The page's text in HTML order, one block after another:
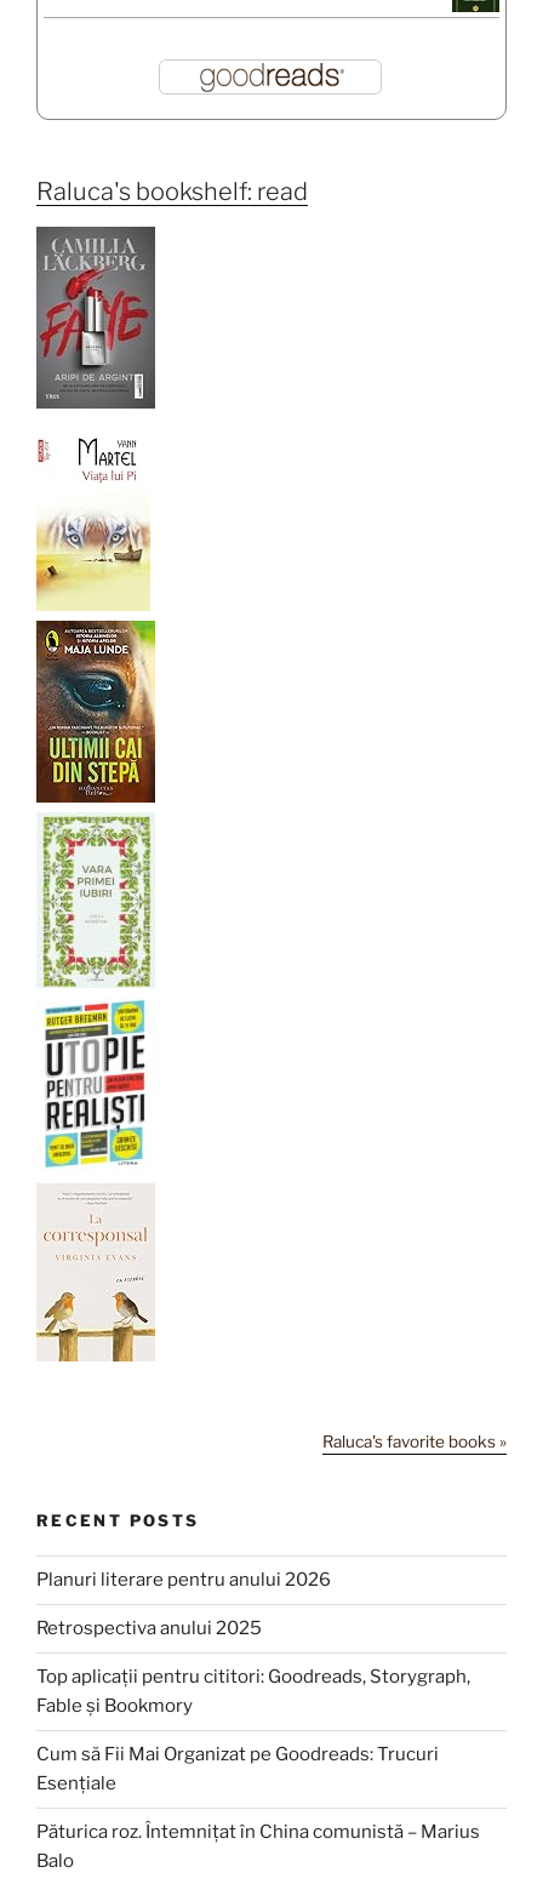
Raluca's bookshelf: read
Raluca's favorite books »
RECENT POSTS
Planuri literare pentru anului 2026
Retrospectiva anului 2025
Top aplicații pentru cititori: Goodreads, Storygraph,
Fable și Bookmory
Cum să Fii Mai Organizat pe Goodreads: Trucuri
Esențiale
Păturica roz. Întemnițat în China comunistă – Marius
Balo